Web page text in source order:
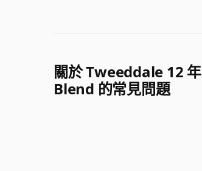
關於 Tweeddale 12 年
Blend 的常見問題